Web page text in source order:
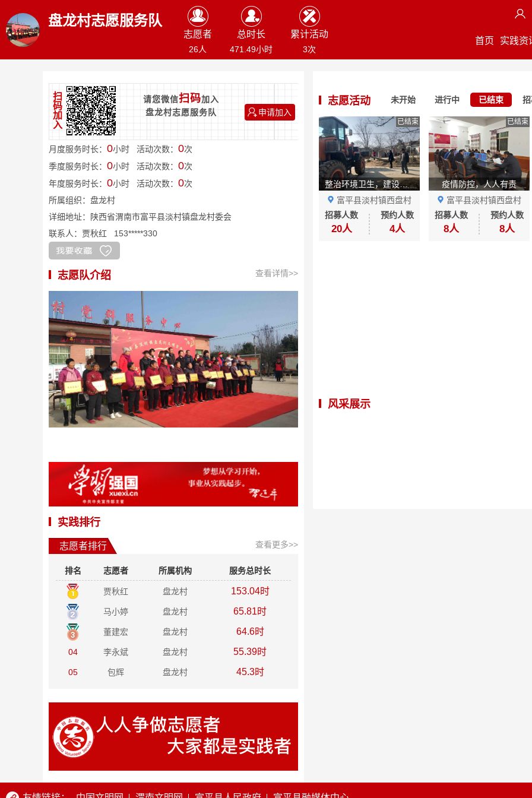
盘龙村志愿服务队
志愿者
26人
总时长
471.49小时
累计活动
3次
首页 实践资
扫
码
加
入
请您微信扫码加入
盘龙村志愿服务队
申请加入
月度服务时长： 0小时 活动次数： 0次
季度服务时长： 0小时 活动次数： 0次
年度服务时长： 0小时 活动次数： 0次
所属组织： 盘龙村
详细地址：陕西省渭南市富平县淡村镇盘龙村委会
联系人：贾秋红 153*****330
志愿队介绍 查看详情>>
实践排行
志愿者排行 查看更多>>
排名 志愿者 所属机构 服务总时长
贾秋红 盘龙村 153.04时
马小婷 盘龙村 65.81时
董建宏 盘龙村 64.6时
04 李永斌 盘龙村 55.39时
05 包辉 盘龙村 45.3时
志愿活动 未开始 进行中 已结束
已结束
整治环境卫生，建设魅力盘龙
富平县淡村镇西盘村
招募人数
20人
预约人数
4人
已结束
疫情防控，人人有责
富平县淡村镇西盘村
招募人数
8人
预约人数
8人
风采展示